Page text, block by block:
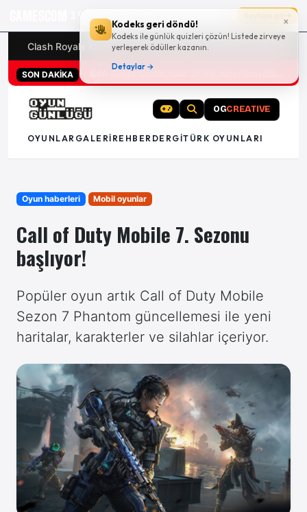
×
Kodeks geri döndü!
Kodeks ile günlük quizleri çözün! Listede zirveye
yerleşerek ödüller kazanın.
Detaylar →
19g 00:37:20
Clash Royale kodları Türk oyunları (PC ve konsollar) -
SON DAKİKA
OGCREATIVE
OYUNLAR GALERI REHBER DERGITÜRK OYUNLARI
Oyun haberleri Mobil oyunlar
Call of Duty Mobile 7. Sezonu
başlıyor!
Popüler oyun artık Call of Duty Mobile
Sezon 7 Phantom güncellemesi ile yeni
haritalar, karakterler ve silahlar içeriyor.